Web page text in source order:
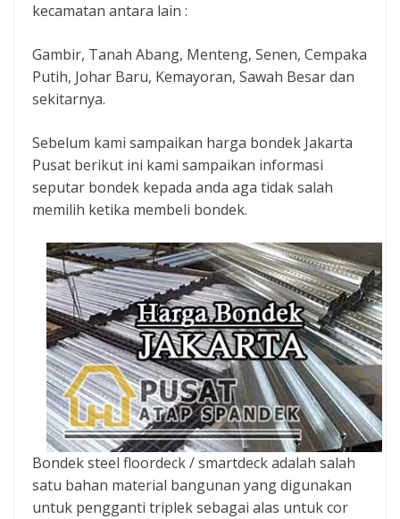
kecamatan antara lain :
Gambir, Tanah Abang, Menteng, Senen, Cempaka
Putih, Johar Baru, Kemayoran, Sawah Besar dan
sekitarnya.
Sebelum kami sampaikan harga bondek Jakarta
Pusat berikut ini kami sampaikan informasi
seputar bondek kepada anda aga tidak salah
memilih ketika membeli bondek.
Bondek steel floordeck / smartdeck adalah salah
satu bahan material bangunan yang digunakan
untuk pengganti triplek sebagai alas untuk cor